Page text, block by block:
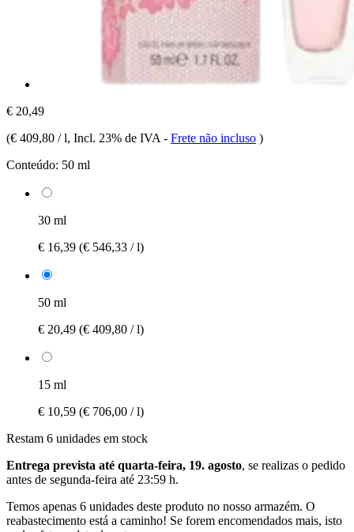
€ 20,49
(€ 409,80 / l, Incl. 23% de IVA - Frete não incluso )
Conteúdo: 50 ml
30 ml
€ 16,39 (€ 546,33 / l)
50 ml
€ 20,49 (€ 409,80 / l)
15 ml
€ 10,59 (€ 706,00 / l)
Restam 6 unidades em stock
Entrega prevista até quarta-feira, 19. agosto, se realizas o pedido
antes de segunda-feira até 23:59 h.
Temos apenas 6 unidades deste produto no nosso armazém. O
reabastecimento está a caminho! Se forem encomendados mais, isto